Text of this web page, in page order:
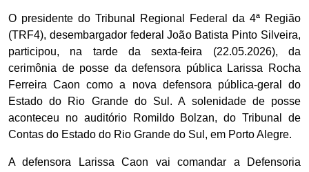
O presidente do Tribunal Regional Federal da 4ª Região
(TRF4), desembargador federal João Batista Pinto Silveira,
participou, na tarde da sexta-feira (22.05.2026), da
cerimônia de posse da defensora pública Larissa Rocha
Ferreira Caon como a nova defensora pública-geral do
Estado do Rio Grande do Sul. A solenidade de posse
aconteceu no auditório Romildo Bolzan, do Tribunal de
Contas do Estado do Rio Grande do Sul, em Porto Alegre.
A defensora Larissa Caon vai comandar a Defensoria